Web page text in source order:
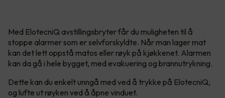
Med ElotecniQ avstillingsbryter får du muligheten til å
stoppe alarmer som er selvforskyldte. Når man lager mat
kan det lett oppstå matos eller røyk på kjøkkenet. Alarmen
kan da gå i hele bygget, med evakuering og brannutrykning.
Dette kan du enkelt unngå med ved å trykke på ElotecniQ,
og lufte ut røyken ved å åpne vinduet.